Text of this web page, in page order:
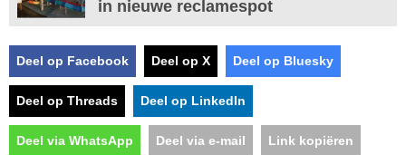
in nieuwe reclamespot
Deel op Facebook Deel op X Deel op Bluesky
Deel op Threads Deel op LinkedIn
Deel via WhatsApp Deel via e-mail Link kopiëren